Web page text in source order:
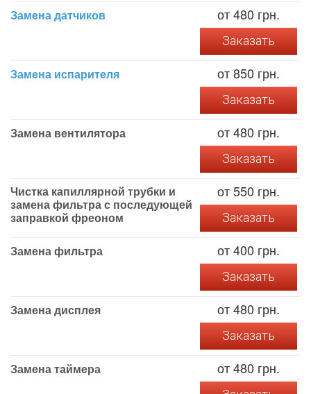
Замена датчиков от 480 грн.
Заказать
Замена испарителя от 850 грн.
Заказать
Замена вентилятора от 480 грн.
Заказать
Чистка капиллярной трубки и
замена фильтра с последующей
заправкой фреоном
от 550 грн.
Заказать
Замена фильтра от 400 грн.
Заказать
Замена дисплея от 480 грн.
Заказать
Замена таймера от 480 грн.